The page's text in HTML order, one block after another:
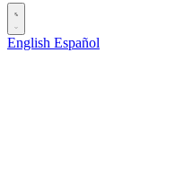
English Español